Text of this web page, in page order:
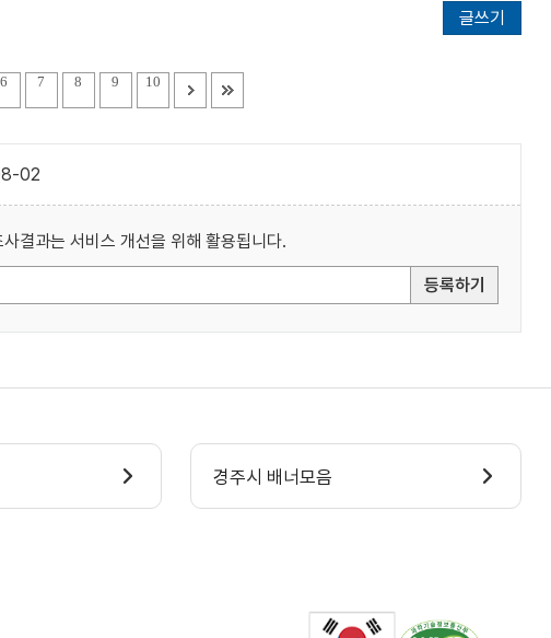
글쓰기
6 7 8 9 10
02
결과는 서비스 개선을 위해 활용됩니다.
등록하기
경주시 배너모음